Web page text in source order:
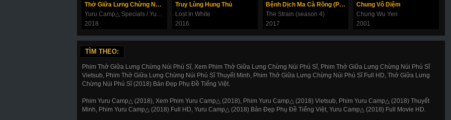
Thở Giữa Lưng Chừng Núi Phú Sĩ: Ngoại Truyện
2018
Truy Lùng Hung Thủ
Lost In White
2016
Bệnh Dịch Ma Cà Rồng (Phần 4)
The Strain (season 4)
2017
Chung Vô Diệm
Chung Wu Yen
2001
TÌM THEO:
Phim Thở Giữa Lưng Chừng Núi Phú Sĩ, Xem Phim Thở Giữa Lưng Chừng Núi Phú Sĩ, Phim Thở Giữa Lưng Chừng Núi Phú Sĩ
Vietsub, Phim Thở Giữa Lưng Chừng Núi Phú Sĩ Thuyết Minh, Phim Thở Giữa Lưng Chừng Núi Phú Sĩ Full HD, Thở Giữa Lưng
Chừng Núi Phú Sĩ (2018) Bản Đẹp Phụ Đề Tiếng Việt.
Phim Yuru Camp△ (2018), Xem Phim Yuru Camp△ (2018), Phim Yuru Camp△ (2018) Vietsub, Phim Yuru Camp△ (2018) Thuyết
Minh, Phim Yuru Camp△ (2018) Full HD, Yuru Camp△ (2018) Bản Đẹp Phụ Đề Tiếng Việt, Yuru Camp△ (2018) Full Movie HD.